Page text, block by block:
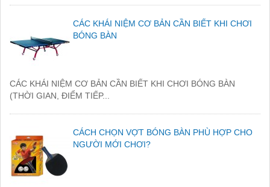
CÁC KHÁI NIỆM CƠ BẢN CẦN BIẾT KHI CHƠI
BÓNG BÀN
CÁC KHÁI NIỆM CƠ BẢN CẦN BIẾT KHI CHƠI BÓNG BÀN
(THỜI GIAN, ĐIỂM TIẾP...
CÁCH CHỌN VỢT BÓNG BÀN PHÙ HỢP CHO
NGƯỜI MỚI CHƠI?